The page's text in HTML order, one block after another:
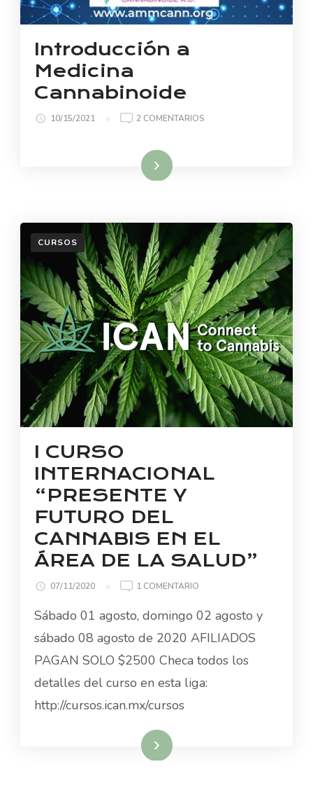
Introducción a
Medicina
Cannabinoide
10/15/2021 2 COMENTARIOS
Read More
CURSOS
I CURSO
INTERNACIONAL
“PRESENTE Y
FUTURO DEL
CANNABIS EN EL
ÁREA DE LA SALUD”
07/11/2020 1 COMENTARIO
CURSO
“PRESENTE
Y
DEL
Sábado 01 agosto, domingo 02 agosto y
sábado 08 agosto de 2020 AFILIADOS
PAGAN SOLO $2500 Checa todos los
detalles del curso en esta liga:
http://cursos.ican.mx/cursos
Read More